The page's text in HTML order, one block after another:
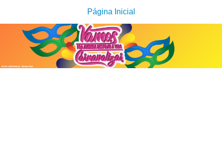
Página Inicial